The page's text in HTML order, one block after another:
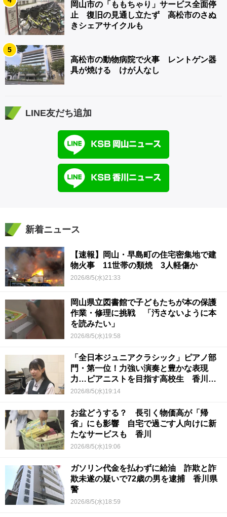
岡山市の「ももちゃり」サービス全面停
止 復旧の見通し立たず 高松市のさぬ
きシェアサイクルも
5
高松市の動物病院で火事 レントゲン器
具が焼ける けが人なし
LINE友だち追加
新着ニュース
【速報】岡山・早島町の住宅密集地で建
物火事 11世帯の類焼 3人軽傷か
2026/8/5(水)21:33
岡山県立図書館で子どもたちが本の保護
作業・修理に挑戦 「汚さないように本
を読みたい」
2026/8/5(水)19:58
「全日本ジュニアクラシック」ピアノ部
門・第一位！力強い演奏と豊かな表現
力…ピアニストを目指す高校生 香川
【青春のキセキ】
2026/8/5(水)19:14
お盆どうする？ 長引く物価高が「帰
省」にも影響 自宅で過ごす人向けに新
たなサービスも 香川
2026/8/5(水)19:06
ガソリン代金を払わずに給油 詐欺と詐
欺未遂の疑いで72歳の男を逮捕 香川県
警
2026/8/5(水)18:59